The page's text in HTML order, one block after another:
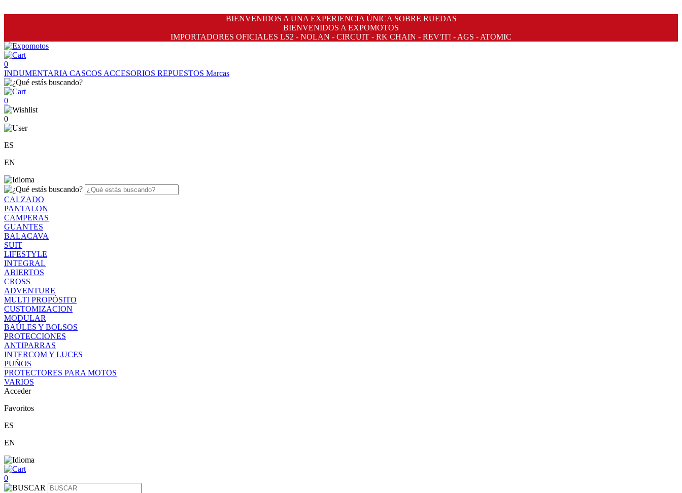
BIENVENIDOS A UNA EXPERIENCIA ÚNICA SOBRE RUEDAS
BIENVENIDOS A EXPOMOTOS
IMPORTADORES OFICIALES LS2 - NOLAN - CIRCUIT - RK CHAIN - REV'IT! - AGS - ATOMIC
0
INDUMENTARIA CASCOS ACCESORIOS REPUESTOS Marcas
0
0
ES
EN
CALZADO
PANTALON
CAMPERAS
GUANTES
BALACAVA
SUIT
LIFESTYLE
INTEGRAL
ABIERTOS
CROSS
ADVENTURE
MULTI PROPÓSITO
CUSTOMIZACION
MODULAR
BAÚLES Y BOLSOS
PROTECCIONES
ANTIPARRAS
INTERCOM Y LUCES
PUÑOS
PROTECTORES PARA MOTOS
VARIOS
Acceder
Favoritos
ES
EN
0